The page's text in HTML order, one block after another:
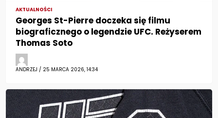
AKTUALNOŚCI
Georges St-Pierre doczeka się filmu
biograficznego o legendzie UFC. Reżyserem
Thomas Soto
ANDRZEJ / 25 MARCA 2026, 14:34